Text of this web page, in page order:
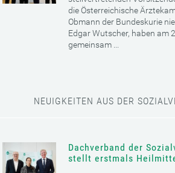
die Österreichische
Obmann der Bundeskurie
Edgar Wutscher, haben am
gemeinsam ...
NEUIGKEITEN AUS DER
Dachverband der
stellt erstmals